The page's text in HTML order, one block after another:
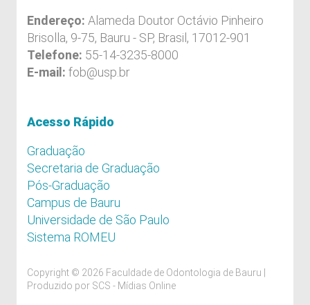
Endereço: Alameda Doutor Octávio Pinheiro
Brisolla, 9-75, Bauru - SP, Brasil, 17012-901
Telefone: 55-14-3235-8000
E-mail: fob@usp.br
Acesso Rápido
Graduação
Secretaria de Graduação
Pós-Graduação
Campus de Bauru
Universidade de São Paulo
Sistema ROMEU
Copyright © 2026 Faculdade de Odontologia de Bauru |
Produzido por SCS - Mídias Online